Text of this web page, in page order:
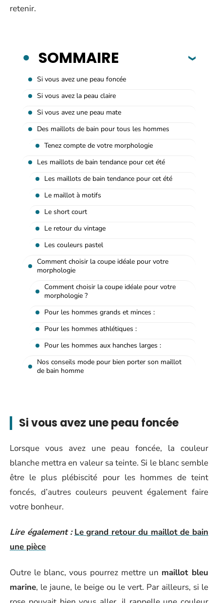
retenir.
SOMMAIRE
Si vous avez une peau foncée
Si vous avez la peau claire
Si vous avez une peau mate
Des maillots de bain pour tous les hommes
Tenez compte de votre morphologie
Les maillots de bain tendance pour cet été
Les maillots de bain tendance pour cet été
Le maillot à motifs
Le short court
Le retour du vintage
Les couleurs pastel
Comment choisir la coupe idéale pour votre
morphologie
Comment choisir la coupe idéale pour votre
morphologie ?
Pour les hommes grands et minces :
Pour les hommes athlétiques :
Pour les hommes aux hanches larges :
Nos conseils mode pour bien porter son maillot
de bain homme
Si vous avez une peau foncée
Lorsque vous avez une peau foncée, la couleur
blanche mettra en valeur sa teinte. Si le blanc semble
être le plus plébiscité pour les hommes de teint
foncés, d’autres couleurs peuvent également faire
votre bonheur.
Lire également : Le grand retour du maillot de bain
une pièce
Outre le blanc, vous pourrez mettre un maillot bleu
marine, le jaune, le beige ou le vert. Par ailleurs, si le